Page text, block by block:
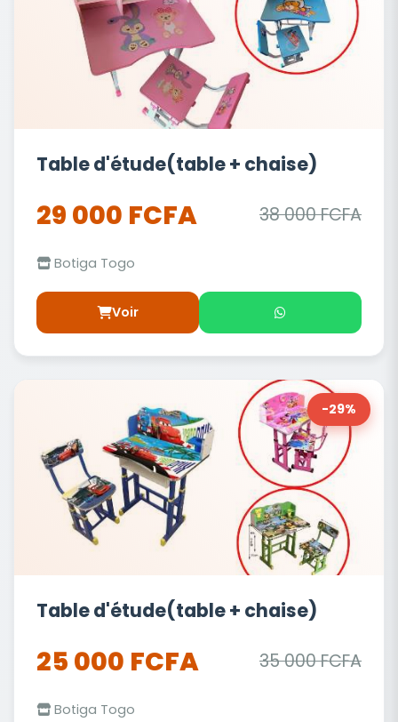
Table d'étude(table + chaise)
29 000 FCFA 38 000 FCFA
Botiga Togo
Voir
-29%
Table d'étude(table + chaise)
25 000 FCFA 35 000 FCFA
Botiga Togo